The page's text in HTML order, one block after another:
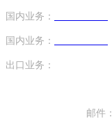
国内业务：
国内业务：
出口业务：
邮件：